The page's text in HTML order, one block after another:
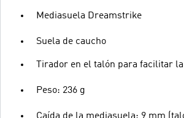
Mediasuela Dreamstrike
Suela de caucho
Tirador en el talón para facilitar
Peso: 236 g